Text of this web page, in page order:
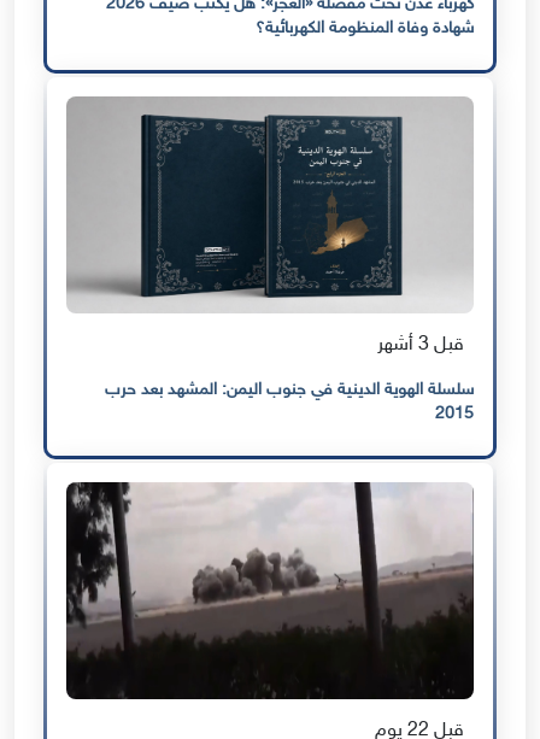
كهرباء عدن تحت مقصلة «العجز»: هل يكتب صيف 2026
شهادة وفاة المنظومة الكهربائية؟
قبل 3 أشهر
سلسلة الهوية الدينية في جنوب اليمن: المشهد بعد حرب
2015
قبل 22 يوم